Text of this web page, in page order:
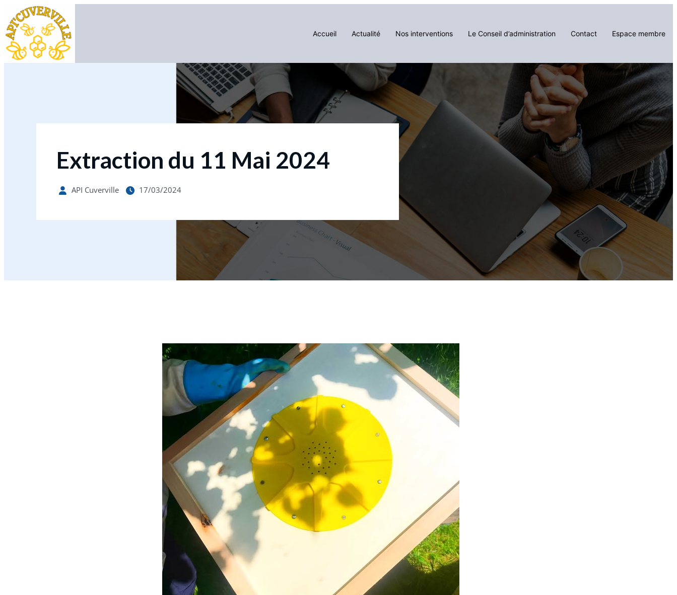
Accueil Actualité Nos interventions Le Conseil d’administration Contact Espace membre
Extraction du 11 Mai 2024
API Cuverville 17/03/2024